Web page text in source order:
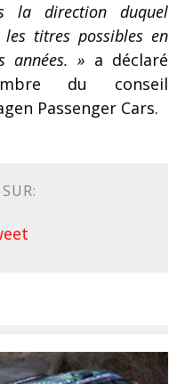
la direction duquel
titres possibles en
années. » a déclaré
du conseil
Passenger Cars.